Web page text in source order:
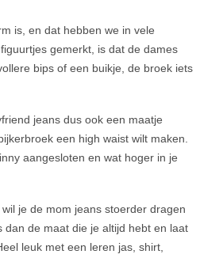
is, en dat hebben we in vele
gemerkt, is dat de dames
bips of een buikje, de broek iets
jeans dus ook een maatje
een high waist wilt maken.
aangesloten en wat hoger in je
je de mom jeans stoerder dragen
dan de maat die je altijd hebt en laat
leuk met een leren jas, shirt,